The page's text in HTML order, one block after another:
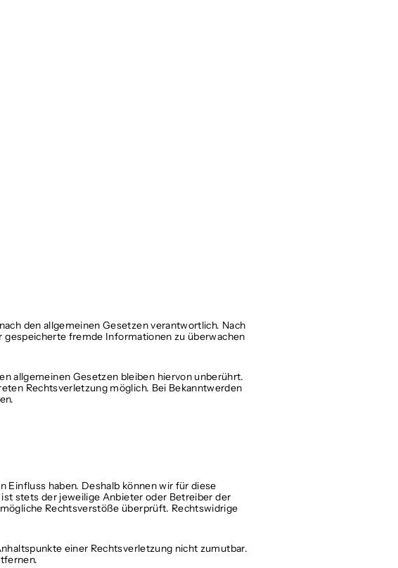
den allgemeinen Gesetzen verantwortlich. Nach
fremde Informationen zu überwachen
allgemeinen Gesetzen bleiben hiervon unberührt.
Rechtsverletzung möglich. Bei Bekanntwerden
haben. Deshalb können wir für diese
stets der jeweilige Anbieter oder Betreiber der
Rechtsverstöße überprüft. Rechtswidrige
einer Rechtsverletzung nicht zumutbar.